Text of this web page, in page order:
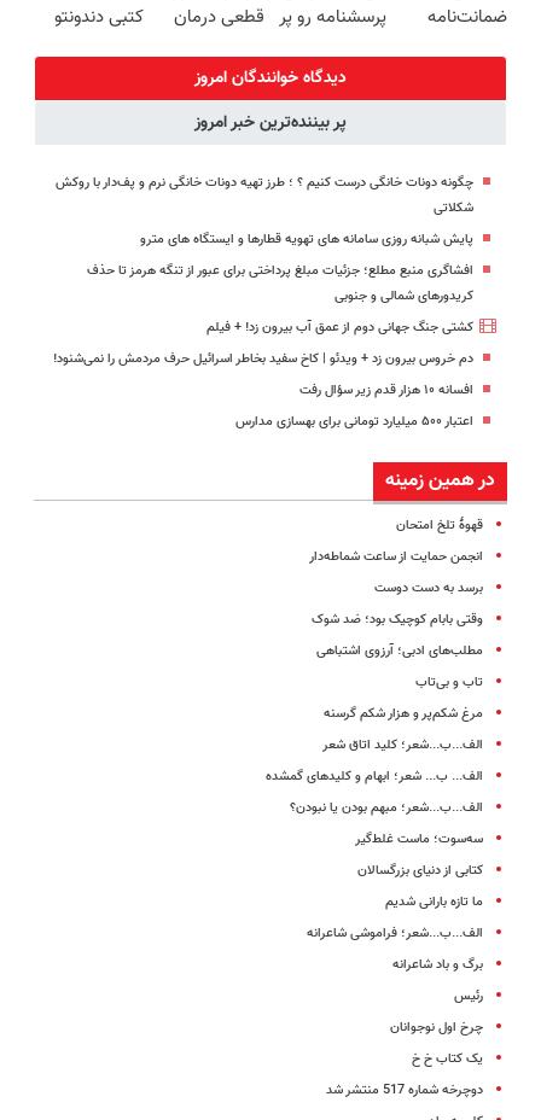
ضمانت‌نامه
پرسشنامه رو پر قطعی درمان
◗پرسش‌نامه◖
کتبی دندونتو
دیدگاه خوانندگان امروز
پر بیننده‌ترین خبر امروز
چگونه دونات خانگی درست کنیم ؟ ؛ طرز تهیه دونات خانگی نرم و پف‌دار با روکش
شکلاتی
پایش شبانه روزی سامانه های تهویه قطارها و ایستگاه های مترو
افشاگری منبع مطلع؛ جزئیات مبلغ پرداختی برای عبور از تنگه هرمز تا حذف
کریدورهای شمالی و جنوبی
کشتی‌ جنگ جهانی دوم از عمق آب بیرون زد! + فیلم
دم خروس بیرون زد + ویدئو | کاخ سفید بخاطر اسرائیل حرف مردمش را نمی‌شنود!
افسانه ۱۰ هزار قدم زیر سؤال رفت
اعتبار ۵۰۰ میلیارد تومانی برای بهسازی مدارس
در همین زمینه
قهوۀ تلخ امتحان
انجمن حمایت از ساعت شماطه‌دار
برسد به دست دوست
وقتی بابام کوچیک بود؛ ضد شوک
مطلب‌های ادبی؛ آرزوی اشتباهی
تاب و بی‌تاب
مرغ شکم‌پر و هزار شکم گرسنه
الف...ب...شعر؛ کلید اتاق شعر
الف... ب... شعر؛ ابهام و کلیدهای گمشده
الف...ب...شعر؛ مبهم بودن یا نبودن؟
سه‌سوت؛ ماست غلط‌گیر
کتابی از دنیای بزرگسالان
ما تازه بارانی شدیم
الف...ب...شعر؛ فراموشی شاعرانه
برگ و باد شاعرانه
رئیس
چرخ اول نوجوانان
یک کتاب خ خ
دوچرخه شماره 517 منتشر شد